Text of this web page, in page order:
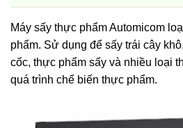
Máy sấy thực phẩm Automicom
phẩm. Sử dụng để sấy trái cây
cốc, thực phẩm sấy và nhiều loại
quá trình chế biến thực phẩm.